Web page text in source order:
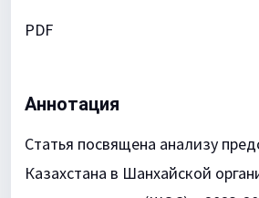
PDF
Аннотация
Статья посвящена анализу
Казахстана в Шанхайской